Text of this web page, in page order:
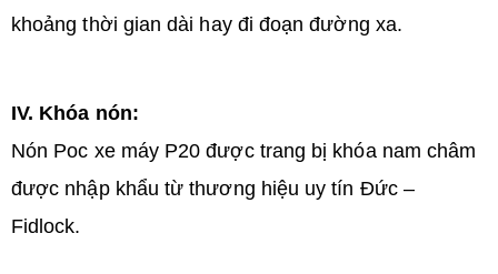
khoảng thời gian dài hay đi đoạn đường xa.
IV. Khóa nón:
Nón Poc xe máy P20 được trang bị khóa nam châm
được nhập khẩu từ thương hiệu uy tín Đức –
Fidlock.